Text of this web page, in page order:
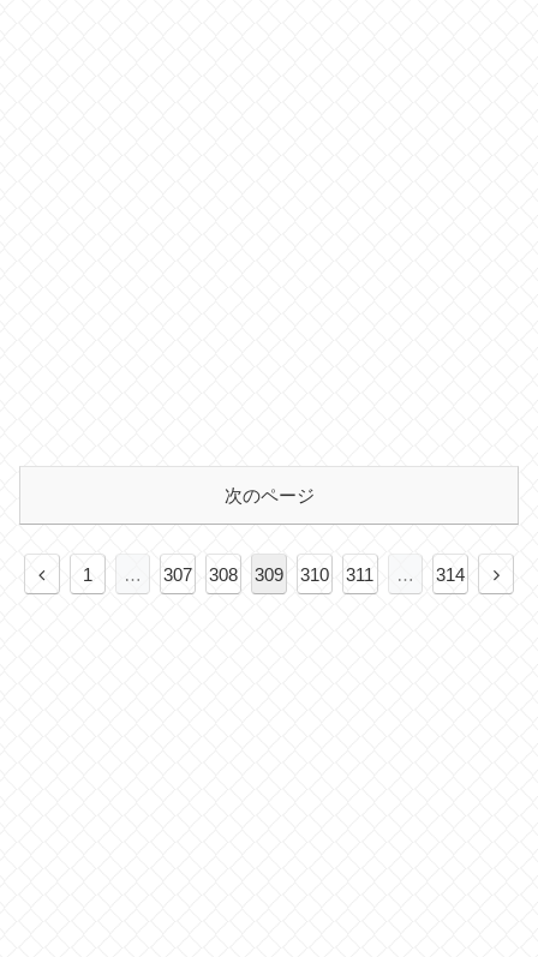
次のページ
前
1 … 307 308 309 310 311 … 314
次